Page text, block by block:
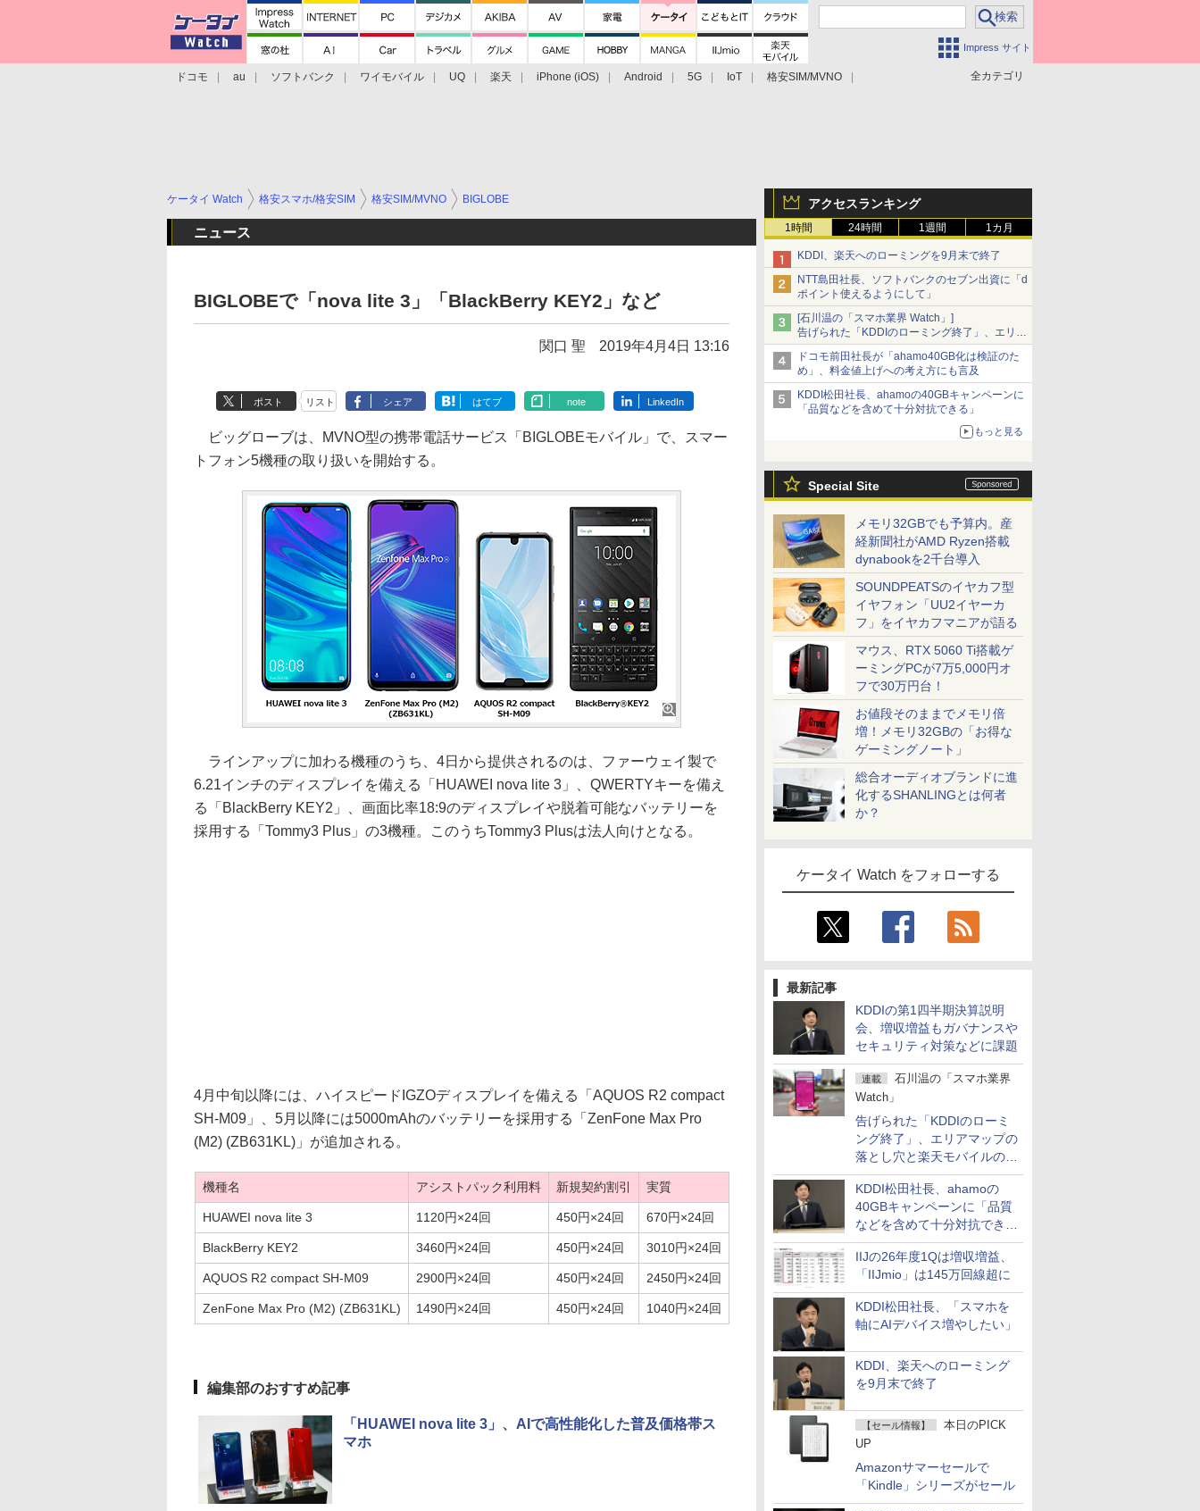
Impress サイト
全カテゴリ
ドコモ au ソフトバンク ワイモバイル UQ 楽天 iPhone (iOS) Android 5G IoT
格安SIM/MVNO
アクセスランキング
1時間 24時間 1週間 1カ月
KDDI、楽天へのローミングを9月末で終了
NTT島田社長、ソフトバンクのセブン出資に「d
ポイント使えるようにして」
[石川温の「スマホ業界 Watch」]
告げられた「KDDIのローミング終了」、エリア
マップの落とし穴と楽天モバイルの課題
ドコモ前田社長が「ahamo40GB化は検証のた
め」、料金値上げへの考え方にも言及
KDDI松田社長、ahamoの40GBキャンペーンに
「品質などを含めて十分対抗できる」
もっと見る
Special Site
メモリ32GBでも予算内。産
経新聞社がAMD Ryzen搭載
dynabookを2千台導入
SOUNDPEATSのイヤカフ型
イヤフォン「UU2イヤーカ
フ」をイヤカフマニアが語る
マウス、RTX 5060 Ti搭載ゲ
ーミングPCが7万5,000円オ
フで30万円台！
お値段そのままでメモリ倍
増！メモリ32GBの「お得な
ゲーミングノート」
総合オーディオブランドに進
化するSHANLINGとは何者
か？
ケータイ Watch をフォローする
最新記事
KDDIの第1四半期決算説明
会、増収増益もガバナンスや
セキュリティ対策などに課題
連載
石川温の「スマホ業界
Watch」
告げられた「KDDIのローミ
ング終了」、エリアマップの
落とし穴と楽天モバイルの課
題
KDDI松田社長、ahamoの
40GBキャンペーンに「品質
などを含めて十分対抗でき
る」
IIJの26年度1Qは増収増益、
「IIJmio」は145万回線超に
KDDI松田社長、「スマホを
軸にAIデバイス増やしたい」
KDDI、楽天へのローミング
を9月末で終了
【セール情報】
本日のPICK
UP
Amazonサマーセールで
「Kindle」シリーズがセール
ケータイ Watch 格安スマホ/格安SIM 格安SIM/MVNO BIGLOBE
ニュース
BIGLOBEで「nova lite 3」「BlackBerry KEY2」など
関口 聖 2019年4月4日 13:16
ポスト リスト シェア はてブ note LinkedIn
ビッグローブは、MVNO型の携帯電話サービス「BIGLOBEモバイル」で、スマー
トフォン5機種の取り扱いを開始する。
ラインアップに加わる機種のうち、4日から提供されるのは、ファーウェイ製で
6.21インチのディスプレイを備える「HUAWEI nova lite 3」、QWERTYキーを備え
る「BlackBerry KEY2」、画面比率18:9のディスプレイや脱着可能なバッテリーを
採用する「Tommy3 Plus」の3機種。このうちTommy3 Plusは法人向けとなる。
4月中旬以降には、ハイスピードIGZOディスプレイを備える「AQUOS R2 compact
SH-M09」、5月以降には5000mAhのバッテリーを採用する「ZenFone Max Pro
(M2) (ZB631KL)」が追加される。
機種名 アシストパック利用料 新規契約割引 実質
HUAWEI nova lite 3 1120円×24回 450円×24回 670円×24回
BlackBerry KEY2 3460円×24回 450円×24回 3010円×24回
AQUOS R2 compact SH-M09 2900円×24回 450円×24回 2450円×24回
ZenFone Max Pro (M2) (ZB631KL) 1490円×24回 450円×24回 1040円×24回
編集部のおすすめ記事
「HUAWEI nova lite 3」、AIで高性能化した普及価格帯ス
マホ